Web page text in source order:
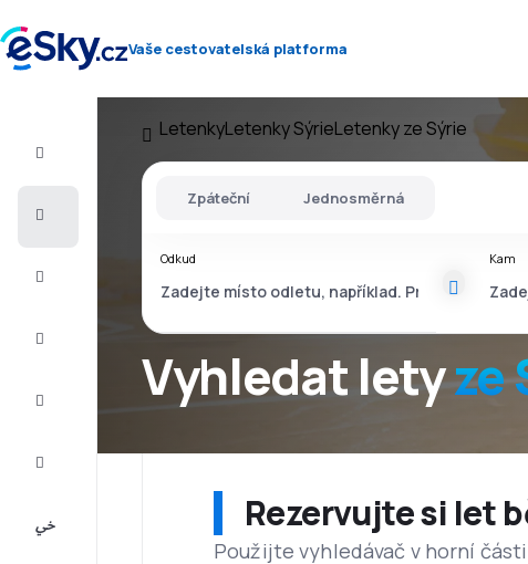
Vaše cestovatelská platforma
LetenkyLetenky SýrieLetenky ze Sýrie
Vyhledat letyze
Zpáteční Jednosměrná
Odkud Kam
Rezervujte si let
Použijte vyhledávač v horní